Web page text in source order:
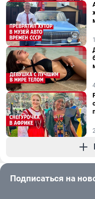
Подписаться на